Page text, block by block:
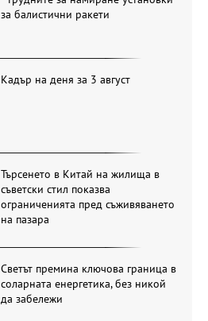
за балистични ракети
Кадър на деня за 3 август
Търсенето в Китай на жилища в
съветски стил показва
ограниченията пред съживяването
на пазара
Светът премина ключова граница в
соларната енергетика, без никой
да забележи